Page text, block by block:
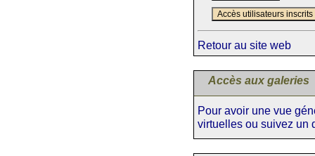
Accès utilisateurs inscrits
Retour au site web
Accès aux galeries
Pour avoir une vue
virtuelles ou suivez un